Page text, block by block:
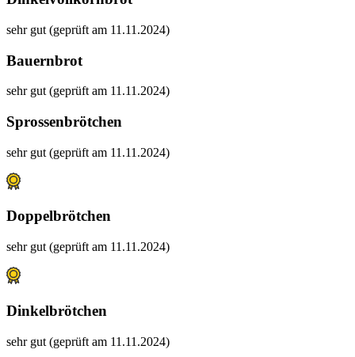
sehr gut (geprüft am 11.11.2024)
Bauernbrot
sehr gut (geprüft am 11.11.2024)
Sprossenbrötchen
sehr gut (geprüft am 11.11.2024)
Doppelbrötchen
sehr gut (geprüft am 11.11.2024)
Dinkelbrötchen
sehr gut (geprüft am 11.11.2024)